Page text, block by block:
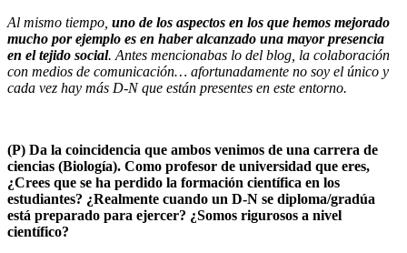
Al mismo tiempo, uno de los aspectos en los que hemos mejorado
mucho por ejemplo es en haber alcanzado una mayor presencia
en el tejido social. Antes mencionabas lo del blog, la colaboración
con medios de comunicación… afortunadamente no soy el único y
cada vez hay más D-N que están presentes en este entorno.
(P) Da la coincidencia que ambos venimos de una carrera de
ciencias (Biología). Como profesor de universidad que eres,
¿Crees que se ha perdido la formación científica en los
estudiantes? ¿Realmente cuando un D-N se diploma/gradúa
está preparado para ejercer? ¿Somos rigurosos a nivel
científico?